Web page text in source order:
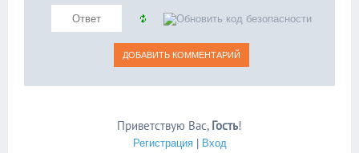
Приветствую Вас, Гость!
Регистрация| Вход